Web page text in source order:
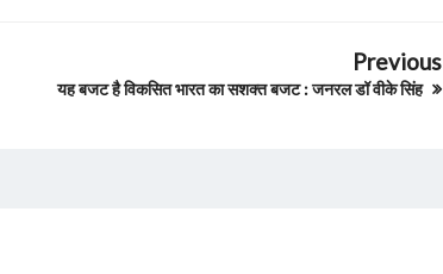
Previous
यह बजट है विकसित भारत का सशक्त बजट : जनरल डॉ वीके सिंह